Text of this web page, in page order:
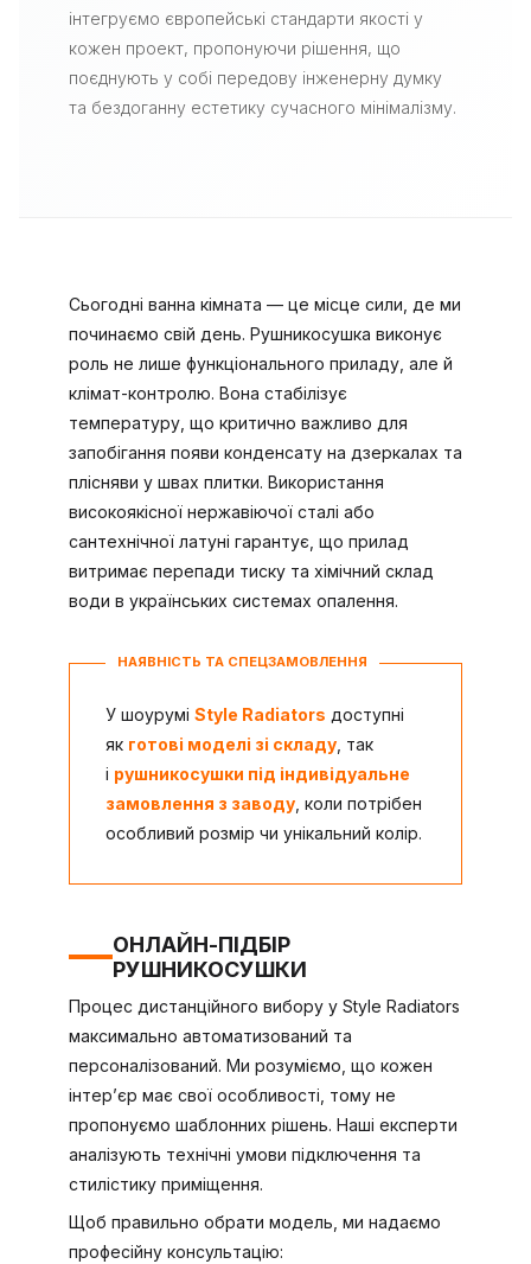
інтегруємо європейські стандарти якості у
кожен проект, пропонуючи рішення, що
поєднують у собі передову інженерну думку
та бездоганну естетику сучасного мінімалізму.
Сьогодні ванна кімната — це місце сили, де ми
починаємо свій день. Рушникосушка виконує
роль не лише функціонального приладу, але й
клімат-контролю. Вона стабілізує
температуру, що критично важливо для
запобігання появи конденсату на дзеркалах та
плісняви у швах плитки. Використання
високоякісної нержавіючої сталі або
сантехнічної латуні гарантує, що прилад
витримає перепади тиску та хімічний склад
води в українських системах опалення.
НАЯВНІСТЬ ТА СПЕЦЗАМОВЛЕННЯ
У шоурумі Style Radiators доступні
як готові моделі зі складу, так
і рушникосушки під індивідуальне
замовлення з заводу, коли потрібен
особливий розмір чи унікальний колір.
ОНЛАЙН-ПІДБІР
РУШНИКОСУШКИ
Процес дистанційного вибору у Style Radiators
максимально автоматизований та
персоналізований. Ми розуміємо, що кожен
інтер’єр має свої особливості, тому не
пропонуємо шаблонних рішень. Наші експерти
аналізують технічні умови підключення та
стилістику приміщення.
Щоб правильно обрати модель, ми надаємо
професійну консультацію: